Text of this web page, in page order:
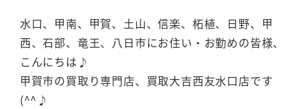
水口、甲南、甲賀、土山、信楽、柘植、日野、甲
西、石部、竜王、八日市にお住い・お勤めの皆様、
こんにちは♪
甲賀市の買取り専門店、買取大吉西友水口店です
(^^♪